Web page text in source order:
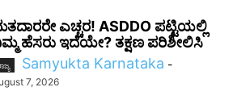
ಎಚ್ಚರ! ASDDO ಪಟ್ಟಿಯಲ್ಲಿ
ಹೆಸರು ಇದೆಯೇ? ತಕ್ಷಣ ಪರಿಶೀಲಿಸಿ
Samyukta Karnataka -
7, 2026